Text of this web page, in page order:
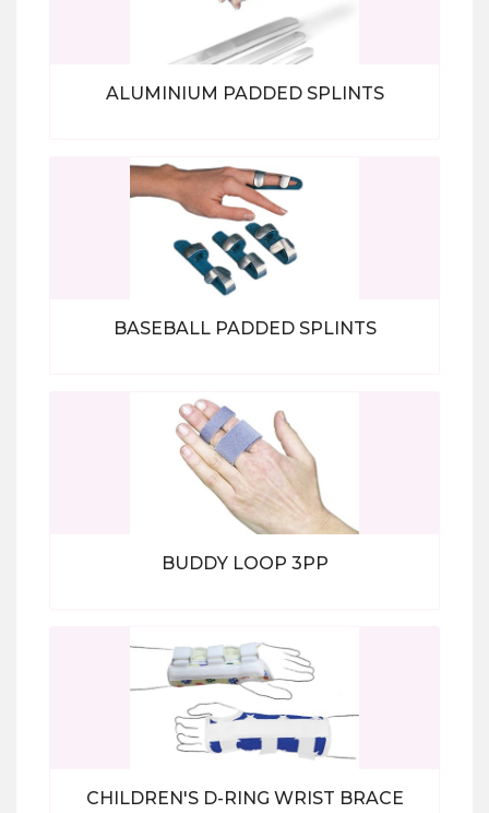
ALUMINIUM PADDED SPLINTS
Bekijk alle producten
BASEBALL PADDED SPLINTS
Bekijk alle producten
BUDDY LOOP 3PP
CHILDREN'S D-RING WRIST BRACE